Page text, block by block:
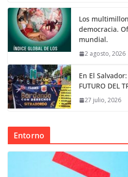
Los
democracia.
mundial.
2 agosto, 2026
En El Salvador:
FUTURO DEL
27 julio, 2026
Entorno